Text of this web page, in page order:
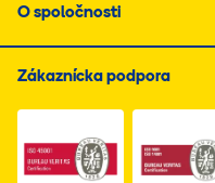
O spoločnosti
Zákaznícka podpora
Link do